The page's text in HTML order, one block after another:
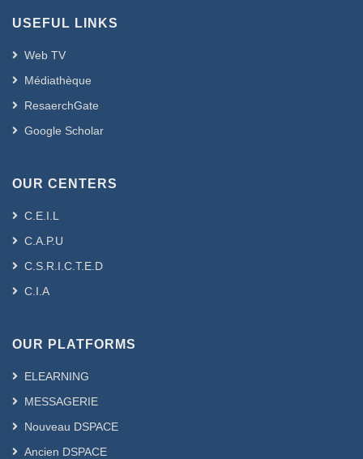
USEFUL LINKS
Web TV
Médiathèque
ResaerchGate
Google Scholar
OUR CENTERS
C.E.I.L
C.A.P.U
C.S.R.I.C.T.E.D
C.I.A
OUR PLATFORMS
ELEARNING
MESSAGERIE
Nouveau DSPACE
Ancien DSPACE